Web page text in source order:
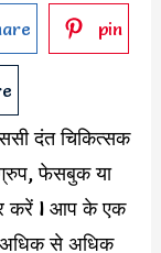
pin
दंत चिकित्सक
फेसबुक या
करें l आप के एक
अधिक से अधिक